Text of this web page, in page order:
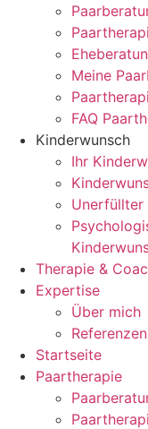
Meine
FAQ
Kinderwunsch
Ihr
Unerfüllter
Therapie &
Expertise
Über mich
Referenzen
Startseite
Paartherapie